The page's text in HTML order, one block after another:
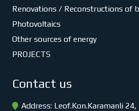
Renovations / Reconstructions of
Photovoltaics
Other sources of energy
PROJECTS
Contact us
Address: Leof.Kon.Karamanli